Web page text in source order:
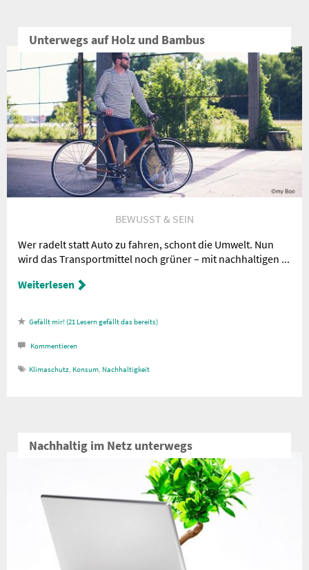
Unterwegs auf Holz und Bambus
BEWUSST & SEIN
Wer radelt statt Auto zu fahren, schont die Umwelt. Nun
wird das Transportmittel noch grüner – mit nachhaltigen ...
Weiterlesen
21 Lesern gefällt das
Kommentieren
Klimaschutz, Konsum, Nachhaltigkeit
Nachhaltig im Netz unterwegs